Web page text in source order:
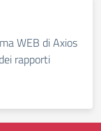
WEB di Axios
rapporti